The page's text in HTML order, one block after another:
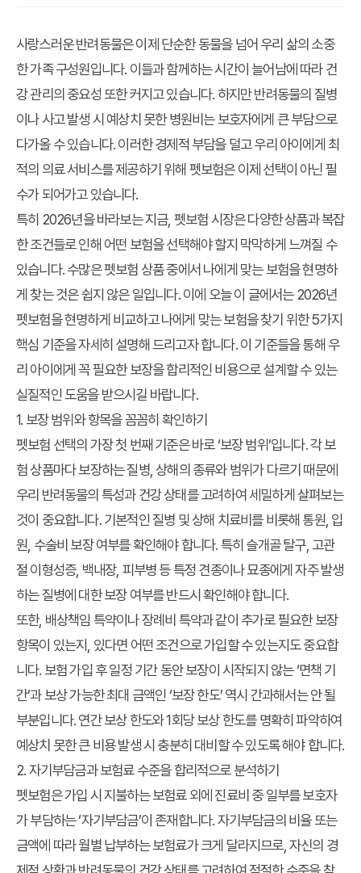
사랑스러운 반려동물은 이제 단순한 동물을 넘어 우리 삶의 소중
한 가족 구성원입니다. 이들과 함께하는 시간이 늘어남에 따라 건
강 관리의 중요성 또한 커지고 있습니다. 하지만 반려동물의 질병
이나 사고 발생 시 예상치 못한 병원비는 보호자에게 큰 부담으로
다가올 수 있습니다. 이러한 경제적 부담을 덜고 우리 아이에게 최
적의 의료 서비스를 제공하기 위해 펫보험은 이제 선택이 아닌 필
수가 되어가고 있습니다.
특히 2026년을 바라보는 지금, 펫보험 시장은 다양한 상품과 복잡
한 조건들로 인해 어떤 보험을 선택해야 할지 막막하게 느껴질 수
있습니다. 수많은 펫보험 상품 중에서 나에게 맞는 보험을 현명하
게 찾는 것은 쉽지 않은 일입니다. 이에 오늘 이 글에서는 2026년
펫보험을 현명하게 비교하고 나에게 맞는 보험을 찾기 위한 5가지
핵심 기준을 자세히 설명해 드리고자 합니다. 이 기준들을 통해 우
리 아이에게 꼭 필요한 보장을 합리적인 비용으로 설계할 수 있는
실질적인 도움을 받으시길 바랍니다.
1. 보장 범위와 항목을 꼼꼼히 확인하기
펫보험 선택의 가장 첫 번째 기준은 바로 ‘보장 범위’입니다. 각 보
험 상품마다 보장하는 질병, 상해의 종류와 범위가 다르기 때문에
우리 반려동물의 특성과 건강 상태를 고려하여 세밀하게 살펴보는
것이 중요합니다. 기본적인 질병 및 상해 치료비를 비롯해 통원, 입
원, 수술비 보장 여부를 확인해야 합니다. 특히 슬개골 탈구, 고관
절 이형성증, 백내장, 피부병 등 특정 견종이나 묘종에게 자주 발생
하는 질병에 대한 보장 여부를 반드시 확인해야 합니다.
또한, 배상책임 특약이나 장례비 특약과 같이 추가로 필요한 보장
항목이 있는지, 있다면 어떤 조건으로 가입할 수 있는지도 중요합
니다. 보험 가입 후 일정 기간 동안 보장이 시작되지 않는 ‘면책 기
간’과 보상 가능한 최대 금액인 ‘보장 한도’ 역시 간과해서는 안 될
부분입니다. 연간 보상 한도와 1회당 보상 한도를 명확히 파악하여
예상치 못한 큰 비용 발생 시 충분히 대비할 수 있도록 해야 합니다.
2. 자기부담금과 보험료 수준을 합리적으로 분석하기
펫보험은 가입 시 지불하는 보험료 외에 진료비 중 일부를 보호자
가 부담하는 ‘자기부담금’이 존재합니다. 자기부담금의 비율 또는
금액에 따라 월별 납부하는 보험료가 크게 달라지므로, 자신의 경